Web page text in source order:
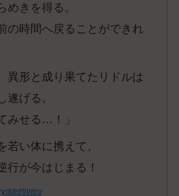
めきを得る。
の時間へ戻ることができれ
異形と成り果てたリドルは
遂げる。
みせる…！」
若い体に携えて、
行が今はじまる！
#Intro